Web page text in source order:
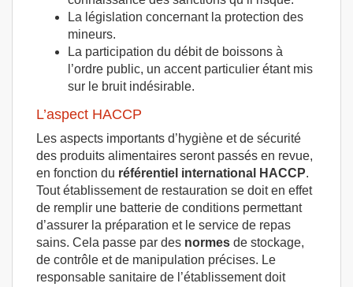
La législation concernant la protection des
mineurs.
La participation du débit de boissons à
l’ordre public, un accent particulier étant mis
sur le bruit indésirable.
L’aspect HACCP
Les aspects importants d’hygiène et de sécurité
des produits alimentaires seront passés en revue,
en fonction du référentiel international HACCP.
Tout établissement de restauration se doit en effet
de remplir une batterie de conditions permettant
d’assurer la préparation et le service de repas
sains. Cela passe par des normes de stockage,
de contrôle et de manipulation précises. Le
responsable sanitaire de l’établissement doit